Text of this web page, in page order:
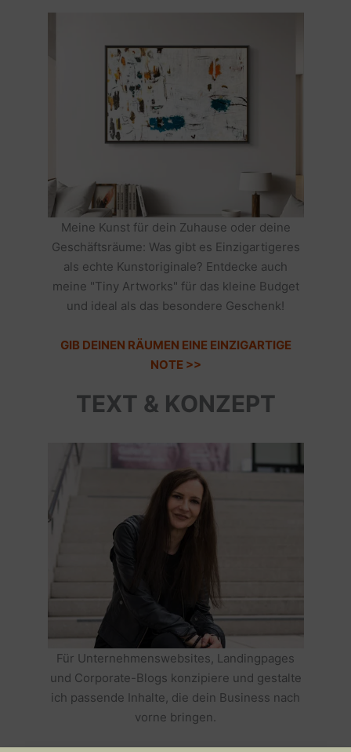
Meine Kunst für dein Zuhause oder deine
Geschäftsräume: Was gibt es Einzigartigeres
als echte Kunstoriginale? Entdecke auch
meine "Tiny Artworks" für das kleine Budget
und ideal als das besondere Geschenk!
GIB DEINEN RÄUMEN EINE EINZIGARTIGE
NOTE >>
TEXT & KONZEPT
Für Unternehmenswebsites, Landingpages
und Corporate-Blogs konzipiere und gestalte
ich passende Inhalte, die dein Business nach
vorne bringen.